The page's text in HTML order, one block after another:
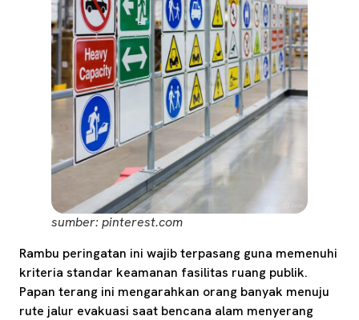
sumber: pinterest.com
Rambu peringatan ini wajib terpasang guna memenuhi
kriteria standar keamanan fasilitas ruang publik.
Papan terang ini mengarahkan orang banyak menuju
rute jalur evakuasi saat bencana alam menyerang